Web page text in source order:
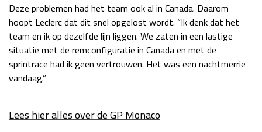
Race
zo 05:00 - 07:00
GP QATAR 2026
Kwalificatie
za 15:00 - 16:00
Race
zo 14:00 - 16:00
Deze problemen had het team ook al in Canada. Daarom
hoopt Leclerc dat dit snel opgelost wordt. “Ik denk dat het
team en ik op dezelfde lijn liggen. We zaten in een lastige
situatie met de remconfiguratie in Canada en met de
sprintrace had ik geen vertrouwen. Het was een nachtmerrie
vandaag.”
Lees hier alles over de GP Monaco